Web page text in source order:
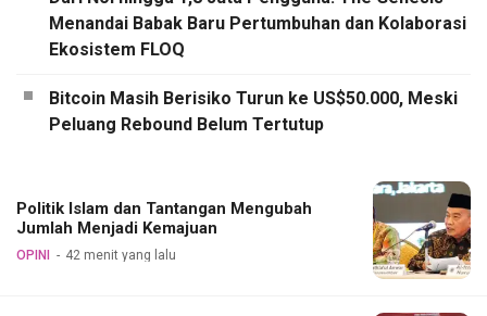
Menandai Babak Baru Pertumbuhan dan Kolaborasi
Ekosistem FLOQ
Bitcoin Masih Berisiko Turun ke US$50.000, Meski
Peluang Rebound Belum Tertutup
Politik Islam dan Tantangan Mengubah
Jumlah Menjadi Kemajuan
OPINI 42 menit yang lalu